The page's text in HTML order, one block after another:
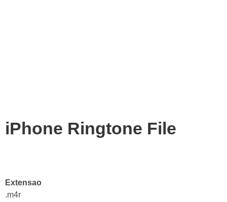
iPhone Ringtone File
Extensao
.m4r